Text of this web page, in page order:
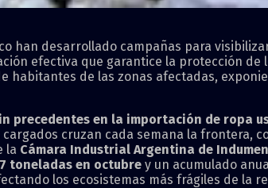
han desarrollado campañas para
efectiva que garantice la protección de
habitantes de las zonas afectadas,
precedentes en la importación de ropa
cruzan cada semana la frontera,
la Cámara Industrial Argentina de
toneladas en octubre y un acumulado
los ecosistemas más frágiles de la